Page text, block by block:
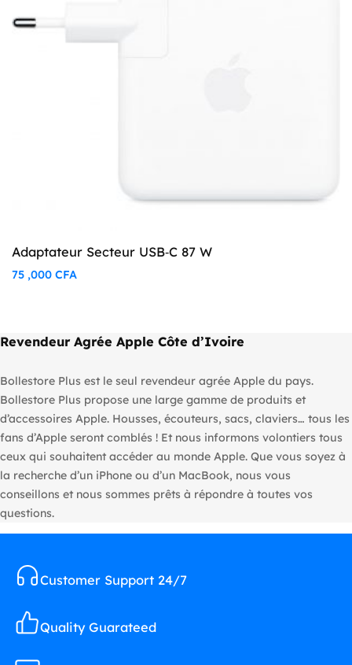
Adaptateur Secteur USB‑C 87 W
75 ,000 CFA
Revendeur Agrée Apple Côte d’Ivoire
Bollestore Plus est le seul revendeur agrée Apple du pays.
Bollestore Plus propose une large gamme de produits et
d’accessoires Apple. Housses, écouteurs, sacs, claviers… tous les
fans d’Apple seront comblés ! Et nous informons volontiers tous
ceux qui souhaitent accéder au monde Apple. Que vous soyez à
la recherche d’un iPhone ou d’un MacBook, nous vous
conseillons et nous sommes prêts à répondre à toutes vos
questions.
Customer Support 24/7
Quality Guarateed